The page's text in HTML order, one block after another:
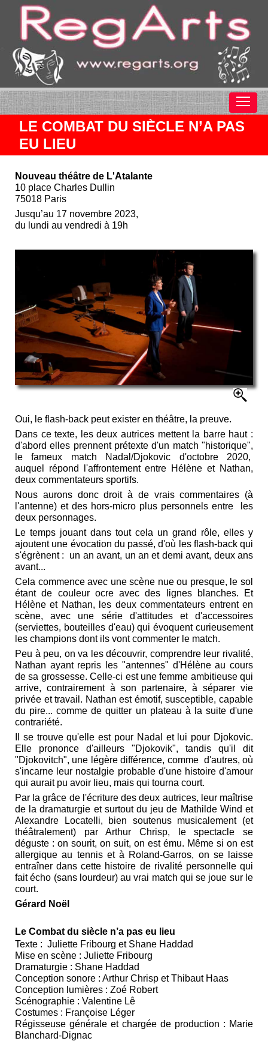
LE COMBAT DU SIÈCLE N’A PAS
EU LIEU
Nouveau théâtre de L'Atalante
10 place Charles Dullin
75018 Paris
Jusqu’au 17 novembre 2023,
du lundi au vendredi à 19h
Oui, le flash-back peut exister en théâtre, la preuve.
Dans ce texte, les deux autrices mettent la barre haut :
d'abord elles prennent prétexte d'un match "historique",
le fameux match Nadal/Djokovic d'octobre 2020,
auquel répond l'affrontement entre Hélène et Nathan,
deux commentateurs sportifs.
Nous aurons donc droit à de vrais commentaires (à
l'antenne) et des hors-micro plus personnels entre les
deux personnages.
Le temps jouant dans tout cela un grand rôle, elles y
ajoutent une évocation du passé, d'où les flash-back qui
s'égrènent : un an avant, un an et demi avant, deux ans
avant...
Cela commence avec une scène nue ou presque, le sol
étant de couleur ocre avec des lignes blanches. Et
Hélène et Nathan, les deux commentateurs entrent en
scène, avec une série d'attitudes et d'accessoires
(serviettes, bouteilles d'eau) qui évoquent curieusement
les champions dont ils vont commenter le match.
Peu à peu, on va les découvrir, comprendre leur rivalité,
Nathan ayant repris les "antennes" d'Hélène au cours
de sa grossesse. Celle-ci est une femme ambitieuse qui
arrive, contrairement à son partenaire, à séparer vie
privée et travail. Nathan est émotif, susceptible, capable
du pire... comme de quitter un plateau à la suite d'une
contrariété.
Il se trouve qu'elle est pour Nadal et lui pour Djokovic.
Elle prononce d'ailleurs "Djokovik", tandis qu'il dit
"Djokovitch", une légère différence, comme d'autres, où
s'incarne leur nostalgie probable d'une histoire d'amour
qui aurait pu avoir lieu, mais qui tourna court.
Par la grâce de l'écriture des deux autrices, leur maîtrise
de la dramaturgie et surtout du jeu de Mathilde Wind et
Alexandre Locatelli, bien soutenus musicalement (et
théâtralement) par Arthur Chrisp, le spectacle se
déguste : on sourit, on suit, on est ému. Même si on est
allergique au tennis et à Roland-Garros, on se laisse
entraîner dans cette histoire de rivalité personnelle qui
fait écho (sans lourdeur) au vrai match qui se joue sur le
court.
Gérard Noël
Le Combat du siècle n’a pas eu lieu
Texte : Juliette Fribourg et Shane Haddad
Mise en scène : Juliette Fribourg
Dramaturgie : Shane Haddad
Conception sonore : Arthur Chrisp et Thibaut Haas
Conception lumières : Zoé Robert
Scénographie : Valentine Lê
Costumes : Françoise Léger
Régisseuse générale et chargée de production : Marie
Blanchard-Dignac